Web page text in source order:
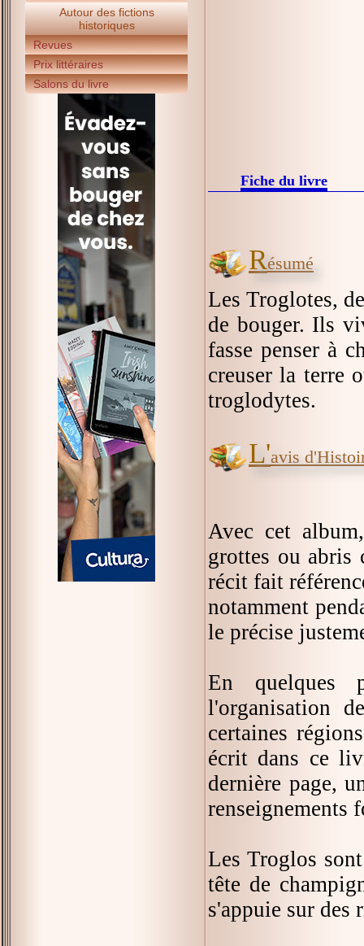
Autour des fictions
historiques
Revues
Prix littéraires
Salons du livre
Fiche du livre
Résumé
Les Troglotes,
de bouger. Ils
fasse penser à
creuser la terre
troglodytes.
L'avis
Avec cet
grottes ou abris
récit fait
notamment
le précise
En quelques
l'organisation
certaines
écrit dans ce
dernière page,
renseignements
Les Troglos
tête de
s'appuie sur des